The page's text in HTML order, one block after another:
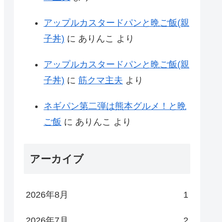
アップルカスタードパンと晩ご飯(親
子丼) に ありんこ より
アップルカスタードパンと晩ご飯(親
子丼) に 筋クマ主夫 より
ネギパン第二弾は熊本グルメ！と晩
ご飯 に ありんこ より
アーカイブ
2026年8月 1